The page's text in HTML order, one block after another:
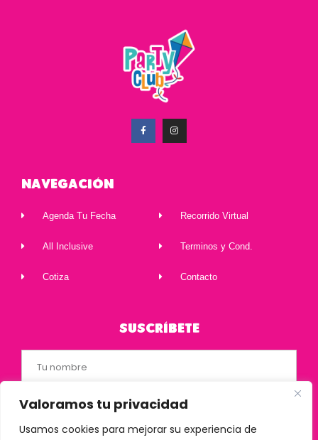
Valoramos tu privacidad
Usamos cookies para mejorar su experiencia de
Navegación
Agenda Tu Fecha
All Inclusive
Cotiza
Recorrido Virtual
Terminos y Cond.
Contacto
Suscríbete